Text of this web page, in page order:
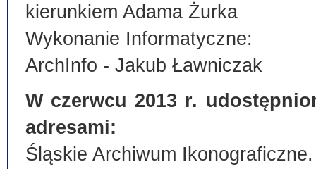
kierunkiem Adama Żurka
Wykonanie Informatyczne:
ArchInfo - Jakub Ławniczak
W czerwcu 2013 r.
adresami:
Śląskie Archiwum Ikonograficzne.